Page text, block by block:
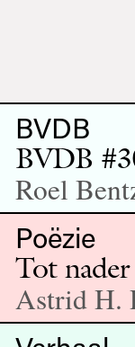
BVDB
BVDB
Roel
Poëzie
Tot nader
Astrid H.